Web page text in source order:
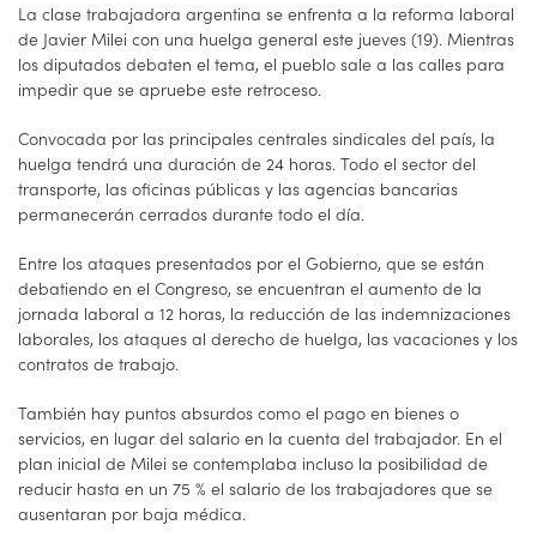
La clase trabajadora argentina se enfrenta a la reforma laboral
de Javier Milei con una huelga general este jueves (19). Mientras
los diputados debaten el tema, el pueblo sale a las calles para
impedir que se apruebe este retroceso.
Convocada por las principales centrales sindicales del país, la
huelga tendrá una duración de 24 horas. Todo el sector del
transporte, las oficinas públicas y las agencias bancarias
permanecerán cerrados durante todo el día.
Entre los ataques presentados por el Gobierno, que se están
debatiendo en el Congreso, se encuentran el aumento de la
jornada laboral a 12 horas, la reducción de las indemnizaciones
laborales, los ataques al derecho de huelga, las vacaciones y los
contratos de trabajo.
También hay puntos absurdos como el pago en bienes o
servicios, en lugar del salario en la cuenta del trabajador. En el
plan inicial de Milei se contemplaba incluso la posibilidad de
reducir hasta en un 75 % el salario de los trabajadores que se
ausentaran por baja médica.